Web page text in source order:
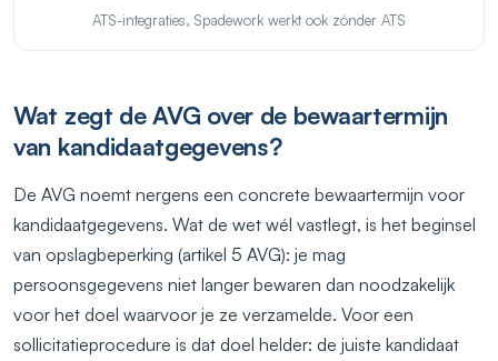
ATS-integraties, Spadework werkt ook zónder ATS
Wat zegt de AVG over de bewaartermijn
van kandidaatgegevens?
De AVG noemt nergens een concrete bewaartermijn voor
kandidaatgegevens. Wat de wet wél vastlegt, is het beginsel
van opslagbeperking (artikel 5 AVG): je mag
persoonsgegevens niet langer bewaren dan noodzakelijk
voor het doel waarvoor je ze verzamelde. Voor een
sollicitatieprocedure is dat doel helder: de juiste kandidaat